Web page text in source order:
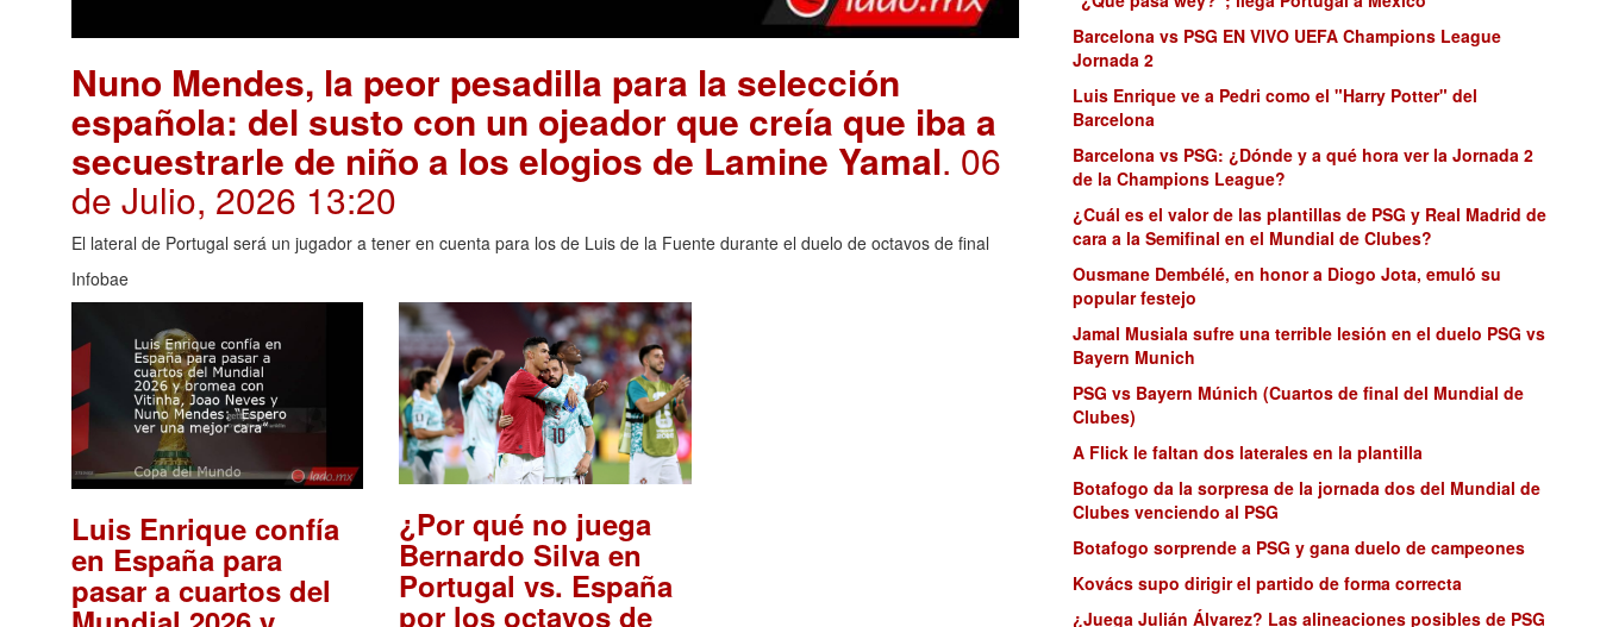
Nuno Mendes, la peor pesadilla para la selección
española: del susto con un ojeador que creía que iba a
secuestrarle de niño a los elogios de Lamine Yamal. 06
de Julio, 2026 13:20
El lateral de Portugal será un jugador a tener en cuenta para los de Luis de la Fuente durante el duelo de octavos de final
Infobae
Luis Enrique confía
en España para
pasar a cuartos del
¿Por qué no juega
Bernardo Silva en
Portugal vs. España
por los octavos de
Barcelona vs PSG EN VIVO UEFA Champions League
Jornada 2
Luis Enrique ve a Pedri como el "Harry Potter" del
Barcelona
Barcelona vs PSG: ¿Dónde y a qué hora ver la Jornada 2
de la Champions League?
¿Cuál es el valor de las plantillas de PSG y Real Madrid de
cara a la Semifinal en el Mundial de Clubes?
Ousmane Dembélé, en honor a Diogo Jota, emuló su
popular festejo
Jamal Musiala sufre una terrible lesión en el duelo PSG vs
Bayern Munich
PSG vs Bayern Múnich (Cuartos de final del Mundial de
Clubes)
A Flick le faltan dos laterales en la plantilla
Botafogo da la sorpresa de la jornada dos del Mundial de
Clubes venciendo al PSG
Botafogo sorprende a PSG y gana duelo de campeones
Kovács supo dirigir el partido de forma correcta
¿Juega Julián Álvarez? Las alineaciones posibles de PSG